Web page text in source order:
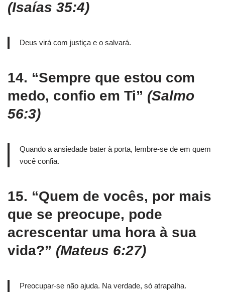
(Isaías 35:4)
Deus virá com justiça e o salvará.
14. “Sempre que estou com
medo, confio em Ti” (Salmo
56:3)
Quando a ansiedade bater à porta, lembre-se de em quem
você confia.
15. “Quem de vocês, por mais
que se preocupe, pode
acrescentar uma hora à sua
vida?” (Mateus 6:27)
Preocupar-se não ajuda. Na verdade, só atrapalha.